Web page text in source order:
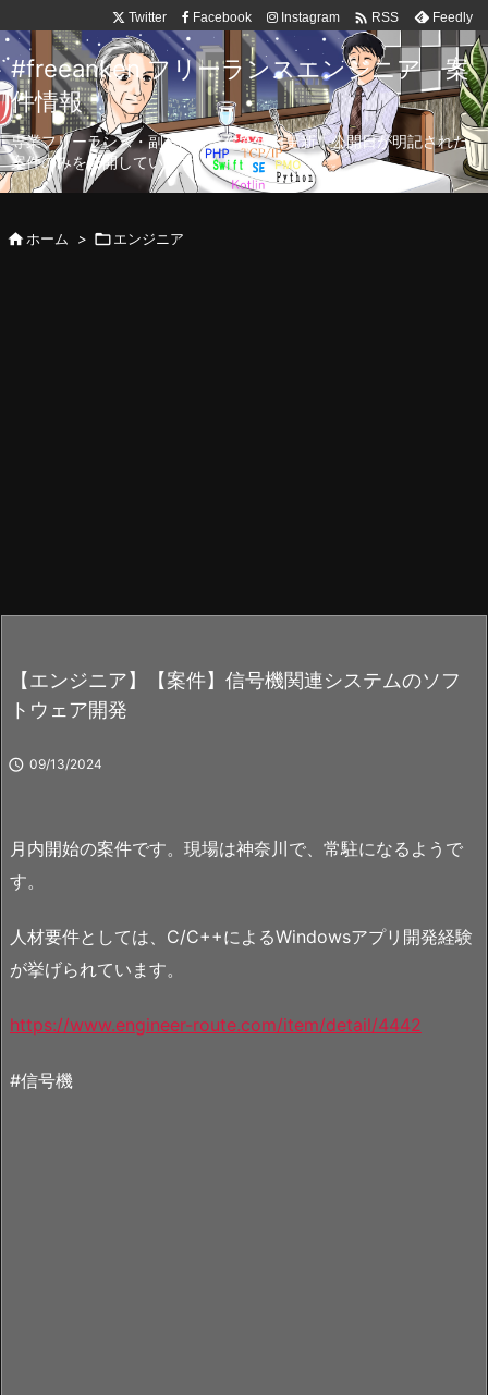
Twitter Facebook Instagram  RSS Feedly
#freeanken フリーランスエンジニア 案
件情報
専業フリーランス・副業向け案件を毎日更新！公開日が明記された
案件のみを公開しています。
ホーム > エンジニア
【エンジニア】【案件】信号機関連システムのソフ
トウェア開発
 09/13/2024
月内開始の案件です。現場は神奈川で、常駐になるようで
す。
人材要件としては、C/C++によるWindowsアプリ開発経験
が挙げられています。
https://www.engineer-route.com/item/detail/4442
#信号機